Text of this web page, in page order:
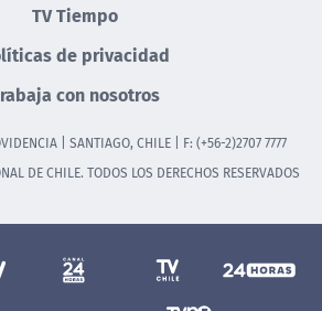
TV Tiempo
de privacidad
con nosotros
| SANTIAGO, CHILE | F: (+56-2)2707 7777
DE CHILE. TODOS LOS DERECHOS RESERVADOS